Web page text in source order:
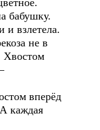
бабушку.
и взлетела.
не в
Хвостом
вперёд
каждая